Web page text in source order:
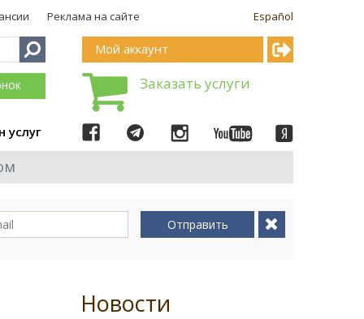
Español
Реклама на сайте
услуг
Мой аккаунт
Заказать услуги
Отправить
Новости